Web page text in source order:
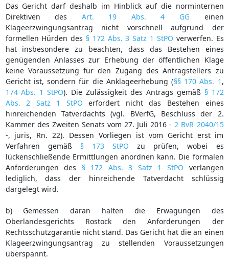
Das Gericht darf deshalb im Hinblick auf die norminternen
Direktiven des Art. 19 Abs. 4 GGeinen
Klageerzwingungsantrag nicht vorschnell aufgrund der
formellen Hürden des § 172 Abs. 3 Satz 1 StPO verwerfen. Es
hat insbesondere zu beachten, dass das Bestehen eines
genügenden Anlasses zur Erhebung der öffentlichen Klage
keine Voraussetzung für den Zugang des Antragstellers zu
Gericht ist, sondern für die Anklageerhebung (§§ 170 Abs. 1 ,
174 Abs. 1 StPO). Die Zulässigkeit des Antrags gemäß § 172
Abs. 2 Satz 1 StPO erfordert nicht das Bestehen eines
hinreichenden Tatverdachts (vgl. BVerfG, Beschluss der 2.
Kammer des Zweiten Senats vom 27. Juli 2016 - 2 BvR 2040/15
-, juris, Rn. 22). Dessen Vorliegen ist vom Gericht erst im
Verfahren gemäß § 173 StPO zu prüfen, wobei es
lückenschließende Ermittlungen anordnen kann. Die formalen
Anforderungen des § 172 Abs. 3 Satz 1 StPO verlangen
lediglich, dass der hinreichende Tatverdacht schlüssig
dargelegt wird.
b) Gemessen daran halten die Erwägungen des
Oberlandesgerichts Rostock den Anforderungen der
Rechtsschutzgarantie nicht stand. Das Gericht hat die an einen
Klageerzwingungsantrag zu stellenden Voraussetzungen
überspannt.